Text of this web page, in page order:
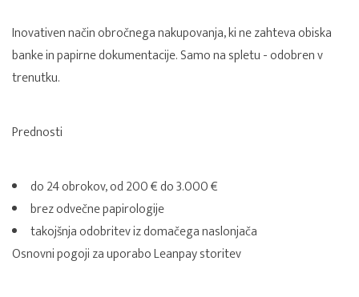
Inovativen način obročnega nakupovanja, ki ne zahteva obiska
banke in papirne dokumentacije. Samo na spletu - odobren v
trenutku.
Prednosti
do 24 obrokov, od 200 € do 3.000 €
brez odvečne papirologije
takojšnja odobritev iz domačega naslonjača
Osnovni pogoji za uporabo Leanpay storitev